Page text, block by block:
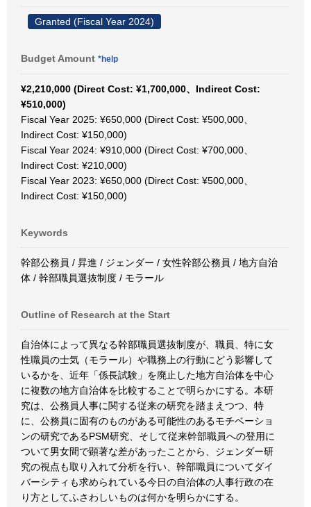
Granted (Fiscal Year 2024)
Budget Amount *help
¥2,210,000 (Direct Cost: ¥1,700,000、Indirect Cost:
¥510,000)
Fiscal Year 2025: ¥650,000 (Direct Cost: ¥500,000、
Indirect Cost: ¥150,000)
Fiscal Year 2024: ¥910,000 (Direct Cost: ¥700,000、
Indirect Cost: ¥210,000)
Fiscal Year 2023: ¥650,000 (Direct Cost: ¥500,000、
Indirect Cost: ¥150,000)
Keywords
幹部公務員 / 昇進 / ジェンダー / 女性幹部公務員 / 地方自治
体 / 幹部職員選抜制度 / モラール
Outline of Research at the Start
自治体によって異なる幹部職員選抜制度が、職員、特に女
性職員の士気（モラール）や職務上の行動にどう影響して
いるかを、近年「係長試験」を廃止した地方自治体を中心
に複数の地方自治体を比較することで明らかにする。本研
究は、公務員人事に関する従来の研究を踏まえつつ、特
に、公務員に固有のものがある可能性のあるモチベーショ
ンの研究であるPSM研究、そして従来幹部職員への登用に
ついて男女間で顕著な差があったことから、ジェンダー研
究の視点も取り入れて分析を行い、幹部職員についてダイ
バーシティも求められている今日の自治体の人事行政の在
り方としてふさわしいものは何かを明らかにする。